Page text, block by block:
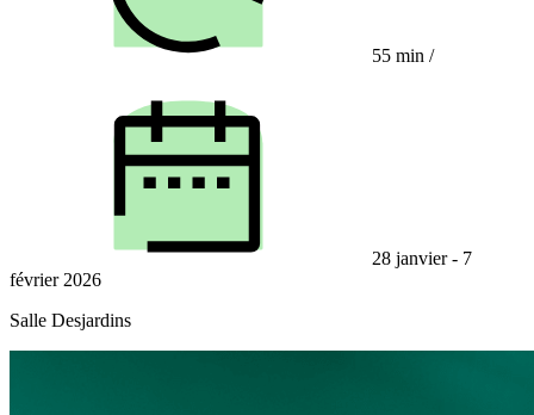
55 min /
28 janvier - 7
février 2026
Salle Desjardins